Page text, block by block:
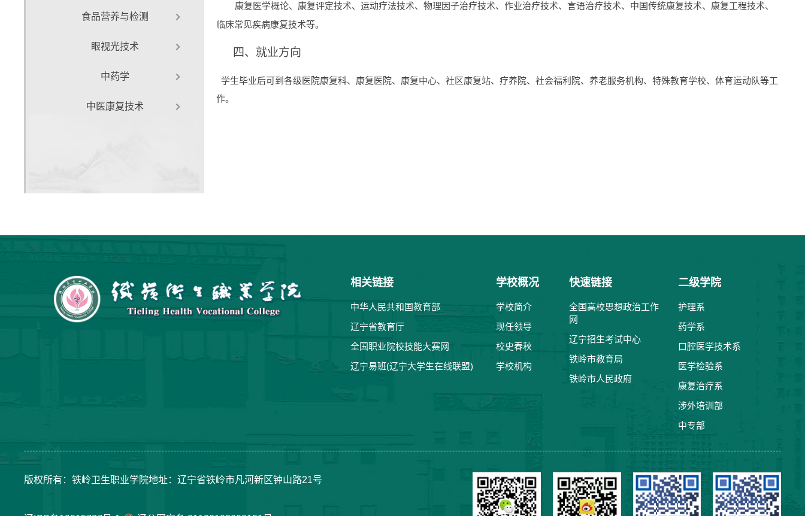
食品营养与检测
眼视光技术
中药学
中医康复技术
康复医学概论、 康复评定技术、 运动疗法技术、 物理因子治疗技术、 作业治疗技术、 言语治疗技术、 中国传统康复技术、 康复工程技术、
临床常见疾病康复技术等。
四、就业方向
学生毕业后可到各级医院康复科、康复医院、 康复中心、社区康复站、疗养院、社会福利院、养老服务机构、特殊教育学校、体育运动队等工
作。
相关链接
中华人民共和国教育部
辽宁省教育厅
全国职业院校技能大赛网
辽宁易班(辽宁大学生在线联盟)
学校概况
学校简介
现任领导
校史春秋
学校机构
快速链接
全国高校思想政治工作
网
辽宁招生考试中心
铁岭市教育局
铁岭市人民政府
二级学院
护理系
药学系
口腔医学技术系
医学检验系
康复治疗系
涉外培训部
中专部
版权所有：铁岭卫生职业学院地址：辽宁省铁岭市凡河新区钟山路21号